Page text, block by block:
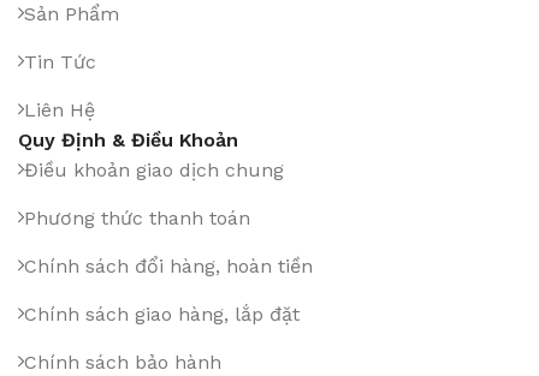
Sản Phẩm
Tin Tức
Liên Hệ
Quy Định & Điều Khoản
Điều khoản giao dịch chung
Phương thức thanh toán
Chính sách đổi hàng, hoàn tiền
Chính sách giao hàng, lắp đặt
Chính sách bảo hành